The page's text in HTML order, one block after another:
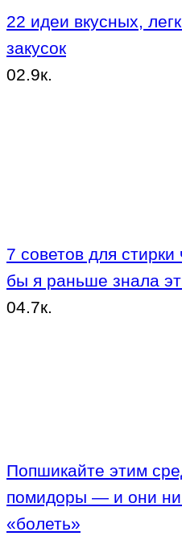
22 идеи вкусных,
закусок
02.9к.
7 советов для
бы я раньше знала
04.7к.
Попшикайте этим
помидоры — и они
«болеть»